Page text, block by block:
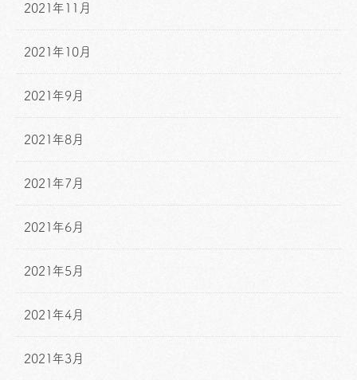
2021年11月
2021年10月
2021年9月
2021年8月
2021年7月
2021年6月
2021年5月
2021年4月
2021年3月